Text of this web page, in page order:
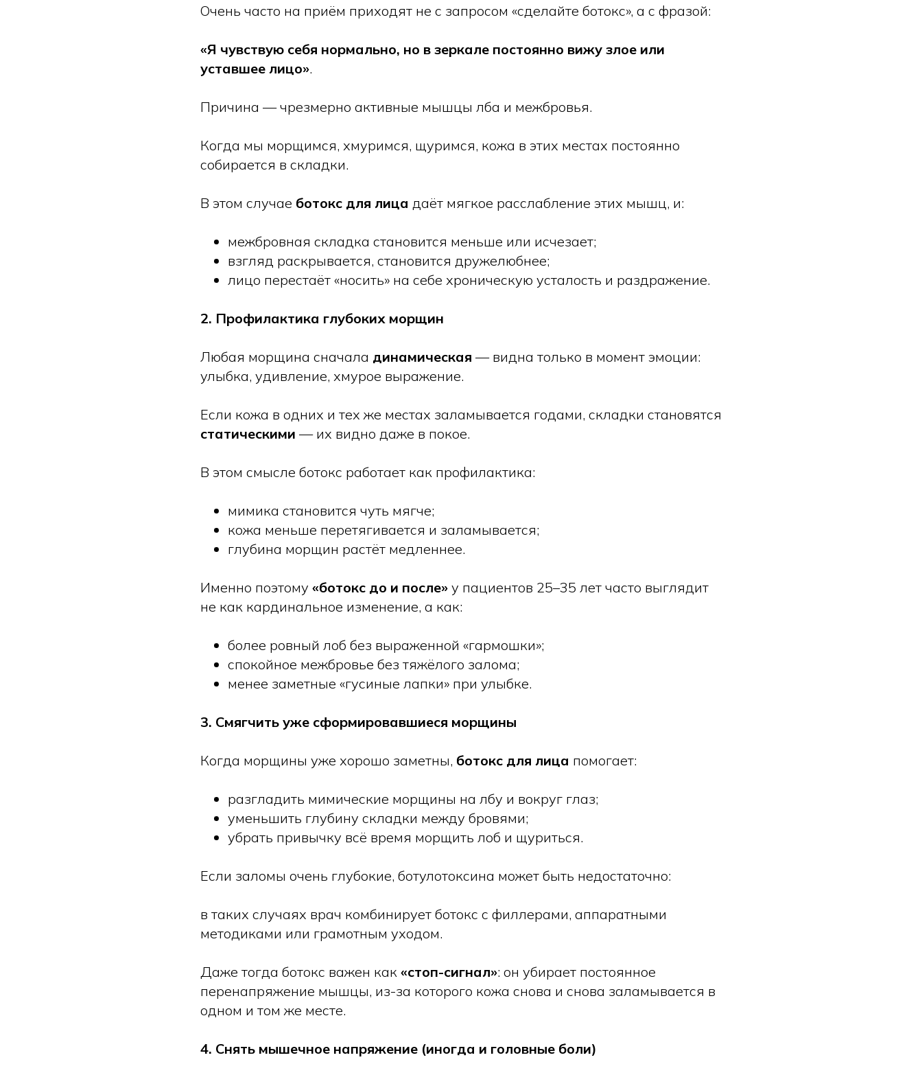
Очень часто на приём приходят не с запросом «сделайте ботокс», а с фразой:
«Я чувствую себя нормально, но в зеркале постоянно вижу злое или
уставшее лицо».
Причина — чрезмерно активные мышцы лба и межбровья.
Когда мы морщимся, хмуримся, щуримся, кожа в этих местах постоянно
собирается в складки.
В этом случае ботокс для лица даёт мягкое расслабление этих мышц, и:
межбровная складка становится меньше или исчезает;
взгляд раскрывается, становится дружелюбнее;
лицо перестаёт «носить» на себе хроническую усталость и раздражение.
2. Профилактика глубоких морщин
Любая морщина сначала динамическая — видна только в момент эмоции:
улыбка, удивление, хмурое выражение.
Если кожа в одних и тех же местах заламывается годами, складки становятся
статическими — их видно даже в покое.
В этом смысле ботокс работает как профилактика:
мимика становится чуть мягче;
кожа меньше перетягивается и заламывается;
глубина морщин растёт медленнее.
Именно поэтому «ботокс до и после» у пациентов 25–35 лет часто выглядит
не как кардинальное изменение, а как:
более ровный лоб без выраженной «гармошки»;
спокойное межбровье без тяжёлого залома;
менее заметные «гусиные лапки» при улыбке.
3. Смягчить уже сформировавшиеся морщины
Когда морщины уже хорошо заметны, ботокс для лица помогает:
разгладить мимические морщины на лбу и вокруг глаз;
уменьшить глубину складки между бровями;
убрать привычку всё время морщить лоб и щуриться.
Если заломы очень глубокие, ботулотоксина может быть недостаточно:
в таких случаях врач комбинирует ботокс с филлерами, аппаратными
методиками или грамотным уходом.
Даже тогда ботокс важен как «стоп-сигнал»: он убирает постоянное
перенапряжение мышцы, из-за которого кожа снова и снова заламывается в
одном и том же месте.
4. Снять мышечное напряжение (иногда и головные боли)